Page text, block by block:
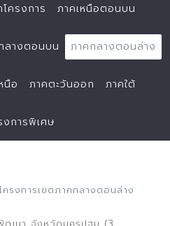
ครงการ ภาคเหนือตอนบน
ลางตอนบน ภาคกลางตอนล่าง
นือ ภาคตะวันออก ภาคใต้
งการพิเศษ
ครงการเขตภาคกลางตอนล่าง